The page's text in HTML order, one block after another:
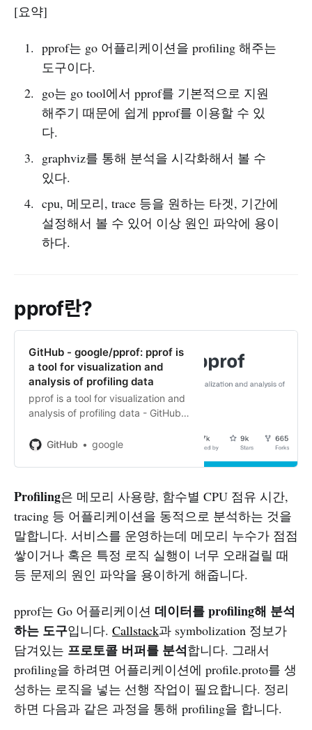
[요약]
pprof는 go 어플리케이션을 profiling 해주는
도구이다.
go는 go tool에서 pprof를 기본적으로 지원
해주기 때문에 쉽게 pprof를 이용할 수 있
다.
graphviz를 통해 분석을 시각화해서 볼 수
있다.
cpu, 메모리, trace 등을 원하는 타겟, 기간에
설정해서 볼 수 있어 이상 원인 파악에 용이
하다.
pprof란?
GitHub - google/pprof: pprof is
a tool for visualization and
analysis of profiling data
pprof is a tool for visualization and
analysis of profiling data - GitHub -
visualization and analysis of
GitHub google
Profiling은 메모리 사용량, 함수별 CPU 점유 시간,
tracing 등 어플리케이션을 동적으로 분석하는 것을
말합니다. 서비스를 운영하는데 메모리 누수가 점점
쌓이거나 혹은 특정 로직 실행이 너무 오래걸릴 때
등 문제의 원인 파악을 용이하게 해줍니다.
pprof는 Go 어플리케이션 데이터를 profiling해 분석
하는 도구입니다. Callstack과 symbolization 정보가
담겨있는 프로토콜 버퍼를 분석합니다. 그래서
profiling을 하려면 어플리케이션에 profile.proto를 생
성하는 로직을 넣는 선행 작업이 필요합니다. 정리
하면 다음과 같은 과정을 통해 profiling을 합니다.